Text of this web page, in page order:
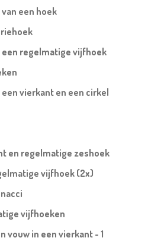
een hoek
een regelmatige vijfhoek
vierkant en een cirkel
en regelmatige zeshoek
vijfhoek (2x)
vijfhoeken
vouw in een vierkant - 1